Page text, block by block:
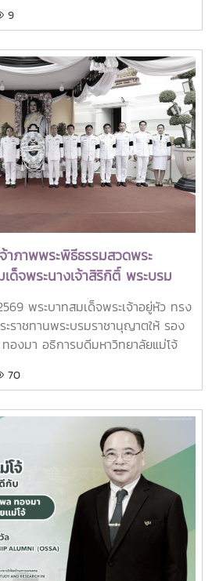
ารย์ ดร.ยศชนัน วงศ์สวัสดิ์ รองนายก
รรม เป็นประธานเปิดงาน ณ โรงแรม
ทรัลพลาซ่าลาดพร้าว กทม.สำหรับ
Presidential Forum 2026 มี
รัฐมนตรีประจำกระทรวง อว.
ที่ปรึกษา รมว.อว. ศ.ดร.ศุภชัย
อว. ดร.พันธุ์เพิ่มศักดิ์ อารุณี รองปลัด
สาขากร ผู้ช่วยปลัดกระทรวง อว.
ระทรวง อว. Professor Tan Eng
University of Singapore
Chancellor, Tsinghua
Tan Eng Chye อธิการบดี
ร์ Professor Yang Bin รองประธาน
อดจนประธานที่ประชุมอธิการบดี ทั้ง
รบดีแห่งประเทศไทย (ทปอ.) ที่ประชุม
ภัฏ (ทปอ.มรภ.) ที่ประชุมอธิการบดี
ชมงคล (ทปอ.มทร.) สมาคมสถาบัน
น Reinventing University ผ่าน
รนำเสนอกรณีศึกษาการประยุกต์ใช้
เอกชน รวมถึงกิจกรรม Forum-to-
เสนอเชิงนโยบายและแผนปฏิบัติการใน
ทยในอนาคตการเข้าร่วมประชุมในครั้ง
มทิศทางการเปลี่ยนแปลงของการ
ปลี่ยนองค์ความรู้และสร้างความร่วม
มศึกษาทั่วประเทศ เพื่อร่วมกันพัฒนา
การเปลี่ยนแปลงของโลกยุคดิจิทัล และ
กษา วิจัย และนวัตกรรมอย่างยั่งยืน
9
าภาพพระพิธีธรรมสวดพระ
ด็จพระนางเจ้าสิริกิติ์ พระบรม
นนีพันปีหลวง พร้อมเข้ากราบ
จพระเจ้าลูกเธอ เจ้าฟ้าพัชรกิติยา
รมหลวงราชสาริณีสิริพัชร มหา
พระบาทสมเด็จพระเจ้าอยู่หัว ทรง
ราชทานพระบรมราชานุญาตให้ รอง
องมา อธิการบดีมหาวิทยาลัยแม่โจ้
เป็นเจ้าภาพพระพิธีธรรมสวดพระ
ง ณ พระที่นั่งดุสิตมหาปราสาท
ากราบถวายบังคมพระศพสมเด็จ
กิติยาภา นเรนทิราเทพยวดี กรมหลวง
ราชธิดา ณ พระที่นั่งพิมานรัตยา
าร่วมพิธีในครั้งนี้ นับเป็นพระ
กระหม่อมแก่คณะผู้บริหาร
ก่า และบุคลากร มหาวิทยาลัยแม่โจ้ที่ได้
ถวายความอาลัยและน้อมรำลึกในพระ
ดมิได้
70